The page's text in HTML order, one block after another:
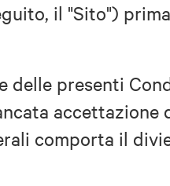
il "Sito")
delle presenti
accettazione
comporta il